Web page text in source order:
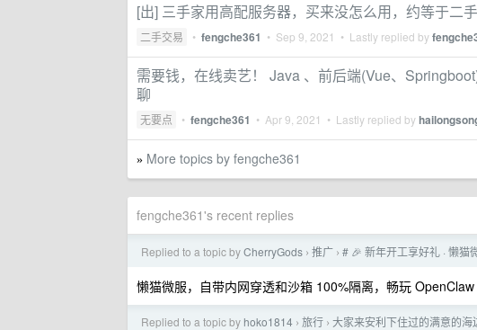
[出] 三手家用高配服务器，买来没怎么用，约等于二手
二手交易 • fengche361 • Sep 9, 2021 • Lastly replied by
需要钱，在线卖艺！ Java 、前后端(Vue、
聊
无要点 • fengche361 • Apr 9, 2021 • Lastly replied by
» More topics by fengche361
fengche361's recent replies
Replied to a topic byCherryGods › 推广 › # 🎉 新年开工享好礼 · 懒猫
懒猫微服，自带内网穿透和沙箱 100%隔离，畅玩 OpenClaw
Replied to a topic by hoko1814 › 旅行 › 大家来安利下住过的满意的